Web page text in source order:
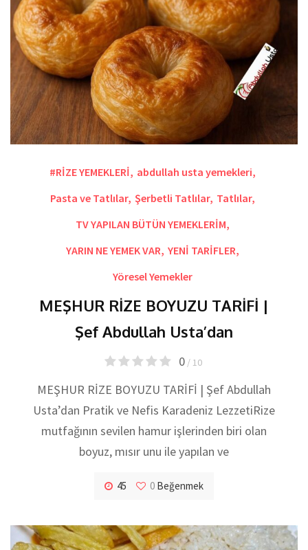
#RİZE YEMEKLERİ, abdullah usta yemekleri,
Pasta ve Tatlılar, Şerbetli Tatlılar, Tatlılar,
TV YAPILAN BÜTÜN YEMEKLERİM,
YARIN NE YEMEK VAR, YENİ TARİFLER,
Yöresel Yemekler
MEŞHUR RİZE BOYUZU TARİFİ |
Şef Abdullah Usta’dan
0/ 10
MEŞHUR RİZE BOYUZU TARİFİ | Şef Abdullah
Usta’dan Pratik ve Nefis Karadeniz LezzetiRize
mutfağının sevilen hamur işlerinden biri olan
boyuz, mısır unu ile yapılan ve
45 0 Beğenmek